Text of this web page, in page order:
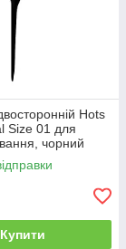
Hots
Size 01 для
чорний
Купити